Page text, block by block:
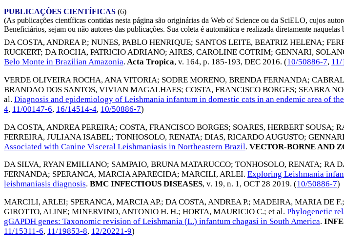
PUBLICAÇÕES CIENTÍFICAS (6)
(As publicações científicas contidas nesta página são originárias da Web of Science ou da SciELO, cujos
Beneficiários, sejam ou não autores das publicações. Sua coleta é automática e realizada diretamente naquelas
DA COSTA, ANDREA P.; NUNES, PABLO HENRIQUE; SANTOS LEITE, BEATRIZ HELENA;
RUCKERT; DA ROCHA, PATRICIO ADRIANO; AIRES, CAROLINE COTRIM; GENNARI,
Belo Monte in Brazilian Amazonia. Acta Tropica, v. 164, p. 185-193, DEC 2016. (10/50886-7,
VERDE OLIVEIRA ROCHA, ANA VITORIA; SODRE MORENO, BRENDA FERNANDA;
BRANDAO DOS SANTOS, VIVIAN MAGALHAES; COSTA, FRANCISCO BORGES; SEABRA
al. Diagnosis and epidemiology of Leishmania infantum in domestic cats in an endemic area of
4, 11/00147-6, 16/14514-4, 10/50886-7)
DA COSTA, ANDREA PEREIRA; COSTA, FRANCISCO BORGES; SOARES, HERBERT SOUSA;
FERREIRA, JULIANA ISABEL; TONHOSOLO, RENATA; DIAS, RICARDO AUGUSTO;
Associated with Canine Visceral Leishmaniasis in Northeastern Brazil. VECTOR-BORNE AND
DA SILVA, RYAN EMILIANO; SAMPAIO, BRUNA MATARUCCO; TONHOSOLO, RENATA; RA
FERNANDA; SPERANCA, MARCIA APARECIDA; MARCILI, ARLEI. Exploring Leishmania
leishmaniasis diagnosis. BMC INFECTIOUS DISEASES, v. 19, n. 1, OCT 28 2019. (10/50886-7)
MARCILI, ARLEI; SPERANCA, MARCIA AP.; DA COSTA, ANDREA P.; MADEIRA, MARIA DE F.;
GIROTTO, ALINE; MINERVINO, ANTONIO H. H.; HORTA, MAURICIO C.; et al. Phylogenetic
gGAPDH genes: Taxonomic revision of Leishmania (L.) infantum chagasi in South America.
11/15311-6, 11/19853-8, 12/20221-9)